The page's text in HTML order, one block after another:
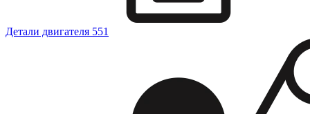
Детали двигателя 551